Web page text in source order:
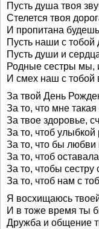
Пусть душа твоя
Стелется твоя
И пропитана
Пусть наши с тобой
Пусть души и
Родные сестры мы,
И смех наш с тобой
За твой День
За то, что мне
За твое здоровье,
За то, чтоб улыбкой
За то, что бы любви
За то, чтоб
За то, чтобы
За то, чтоб нам с
Я восхищаюсь
И в тоже время ты
Дружба и общение